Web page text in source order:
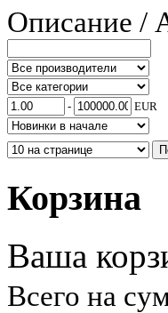
Описание /
- EUR
Корзина
Ваша
Всего на